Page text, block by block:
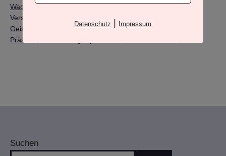
Wachsen
Verschlagwortet mit
Bewusstsein,
Geist-Heilung
Heilarbeit,Hypnose,Mantren,
Präsenz
Suchen
Datenschutz Impressum